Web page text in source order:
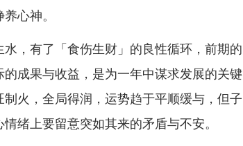
心神。
，有了「食伤生财」的良性循环，前期的
成果与收益，是为一年中谋求发展的关键
火，全局得润，运势趋于平顺缓与，但子
绪上要留意突如其来的矛盾与不安。